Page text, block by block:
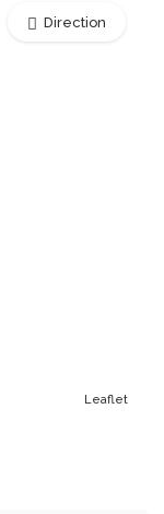
Leaflet
Direction